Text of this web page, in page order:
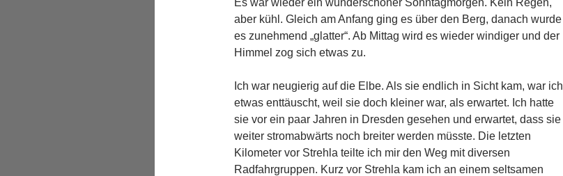
Es war wieder ein wunderschöner Sonntagmorgen. Kein Regen,
aber kühl. Gleich am Anfang ging es über den Berg, danach wurde
es zunehmend „glatter“. Ab Mittag wird es wieder windiger und der
Himmel zog sich etwas zu.
Ich war neugierig auf die Elbe. Als sie endlich in Sicht kam, war ich
etwas enttäuscht, weil sie doch kleiner war, als erwartet. Ich hatte
sie vor ein paar Jahren in Dresden gesehen und erwartet, dass sie
weiter stromabwärts noch breiter werden müsste. Die letzten
Kilometer vor Strehla teilte ich mir den Weg mit diversen
Radfahrgruppen. Kurz vor Strehla kam ich an einem seltsamen